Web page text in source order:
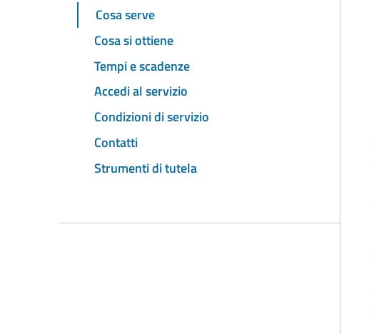
Cosa serve
Cosa si ottiene
Tempi e scadenze
Accedi al servizio
Condizioni di servizio
Contatti
Strumenti di tutela